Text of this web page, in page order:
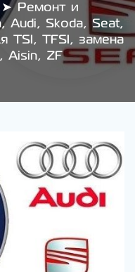
Ремонт и
Audi, Skoda, Seat,
TSI, TFSI, замена
Aisin, ZF